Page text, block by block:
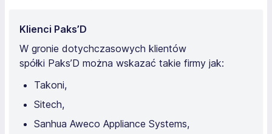
Klienci Paks’D
W gronie dotychczasowych klientów
spółki Paks’D można wskazać takie firmy jak:
Takoni,
Sitech,
Sanhua Aweco Appliance Systems,